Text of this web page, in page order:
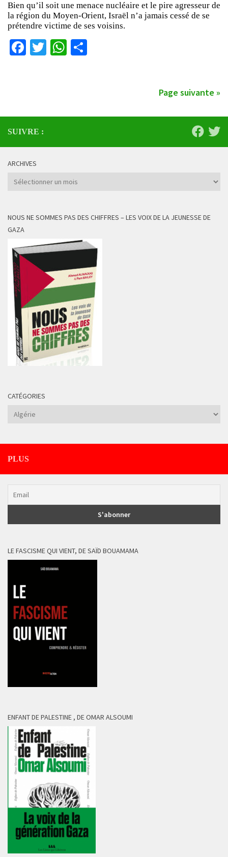
Bien qu’il soit une menace nucléaire et le pire agresseur de
la région du Moyen-Orient, Israël n’a jamais cessé de se
prétendre victime de ses voisins.
Facebook
TwitterWhatsApp
Page suivante »
SUIVRE :
ARCHIVES
Archives
NOUS NE SOMMES PAS DES CHIFFRES – LES VOIX DE LA JEUNESSE DE
GAZA
CATÉGORIES
Catégories
PLUS
LE FASCISME QUI VIENT, DE SAÏD BOUAMAMA
ENFANT DE PALESTINE , DE OMAR ALSOUMI